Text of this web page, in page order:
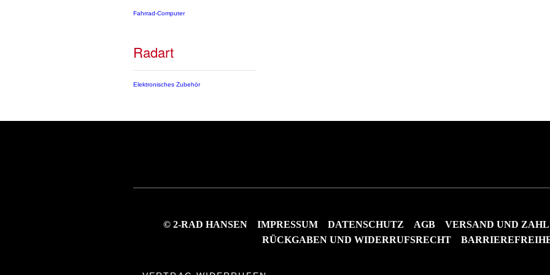
Fahrrad-Computer
Radart
Elektronisches Zubehör
© 2-RAD HANSEN IMPRESSUM DATENSCHUTZ AGB
VERSAND UND
RÜCKGABEN UND WIDERRUFSRECHT